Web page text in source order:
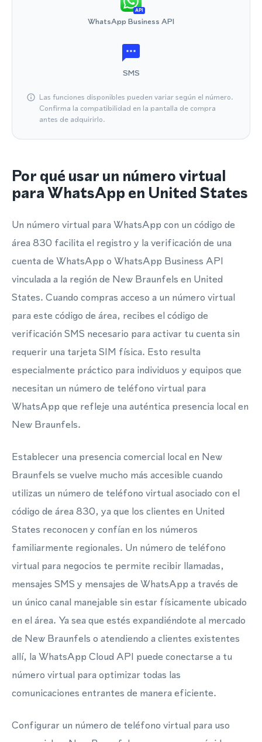
API
WhatsApp Business API
SMS
Las funciones disponibles pueden variar según el número.
Confirma la compatibilidad en la pantalla de compra
antes de adquirirlo.
Por qué usar un número virtual
para WhatsApp en United States
Un número virtual para WhatsApp con un código de
área 830 facilita el registro y la verificación de una
cuenta de WhatsApp o WhatsApp Business API
vinculada a la región de New Braunfels en United
States. Cuando compras acceso a un número virtual
para este código de área, recibes el código de
verificación SMS necesario para activar tu cuenta sin
requerir una tarjeta SIM física. Esto resulta
especialmente práctico para individuos y equipos que
necesitan un número de teléfono virtual para
WhatsApp que refleje una auténtica presencia local en
New Braunfels.
Establecer una presencia comercial local en New
Braunfels se vuelve mucho más accesible cuando
utilizas un número de teléfono virtual asociado con el
código de área 830, ya que los clientes en United
States reconocen y confían en los números
familiarmente regionales. Un número de teléfono
virtual para negocios te permite recibir llamadas,
mensajes SMS y mensajes de WhatsApp a través de
un único canal manejable sin estar físicamente ubicado
en el área. Ya sea que estés expandiéndote al mercado
de New Braunfels o atendiendo a clientes existentes
allí, la WhatsApp Cloud API puede conectarse a tu
número virtual para optimizar todas las
comunicaciones entrantes de manera eficiente.
Configurar un número de teléfono virtual para uso